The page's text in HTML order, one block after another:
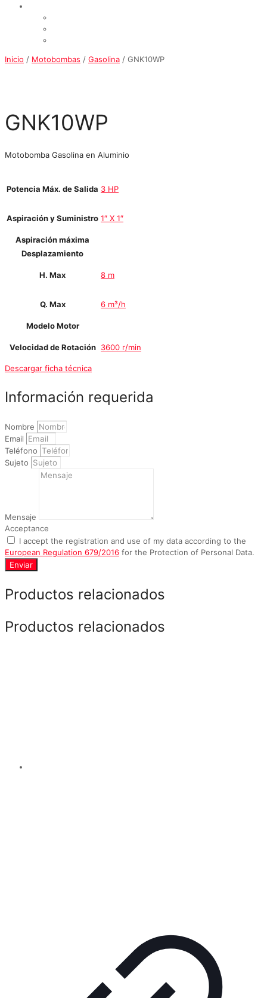
Inicio / Motobombas / Gasolina / GNK10WP
GNK10WP
Motobomba Gasolina en Aluminio
Potencia Máx. de Salida 3 HP
Aspiración y Suministro 1″ X 1″
Aspiración máxima
Desplazamiento
H. Max 8 m
Q. Max 6 m³/h
Modelo Motor
Velocidad de Rotación 3600 r/min
Descargar ficha técnica
Información requerida
Nombre
Email
Teléfono
Sujeto
Mensaje
Acceptance
I accept the registration and use of my data according to the
European Regulation 679/2016 for the Protection of Personal Data.
Enviar
Productos relacionados
Productos relacionados